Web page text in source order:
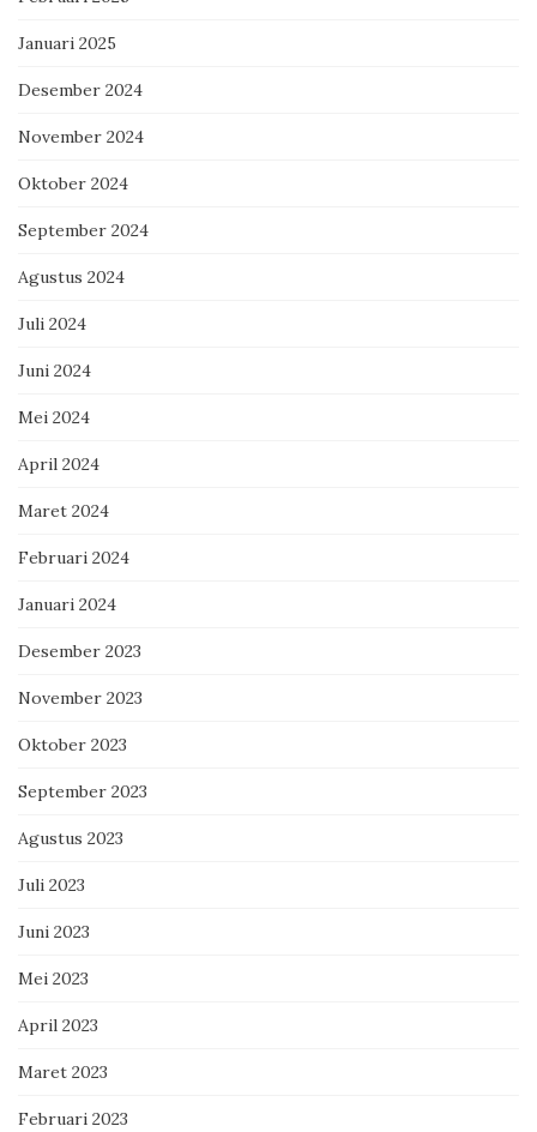
Januari 2025
Desember 2024
November 2024
Oktober 2024
September 2024
Agustus 2024
Juli 2024
Juni 2024
Mei 2024
April 2024
Maret 2024
Februari 2024
Januari 2024
Desember 2023
November 2023
Oktober 2023
September 2023
Agustus 2023
Juli 2023
Juni 2023
Mei 2023
April 2023
Maret 2023
Februari 2023